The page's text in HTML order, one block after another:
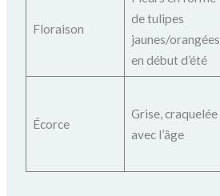
Floraison
de tulipes
jaunes/orangées
en début d’été
Écorce
Grise, craquelée
avec l’âge